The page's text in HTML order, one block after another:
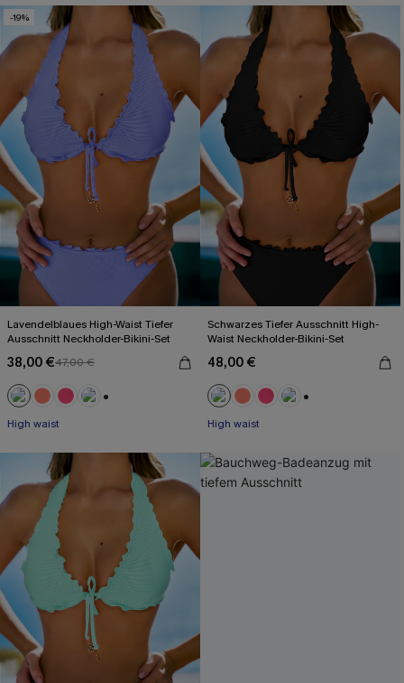
-19%
Lavendelblaues High-Waist Tiefer
Ausschnitt Neckholder-Bikini-Set
38,00 €47,00 €
High waist
Schwarzes Tiefer Ausschnitt High-
Waist Neckholder-Bikini-Set
48,00 €
High waist